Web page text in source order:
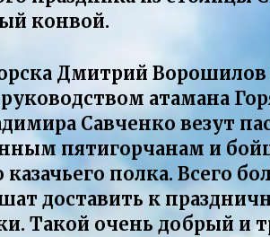
конвой.
Дмитрий
атамана
Савченко везут
пятигорчанам и
полка. Всего
доставить к
Такой очень добрый и